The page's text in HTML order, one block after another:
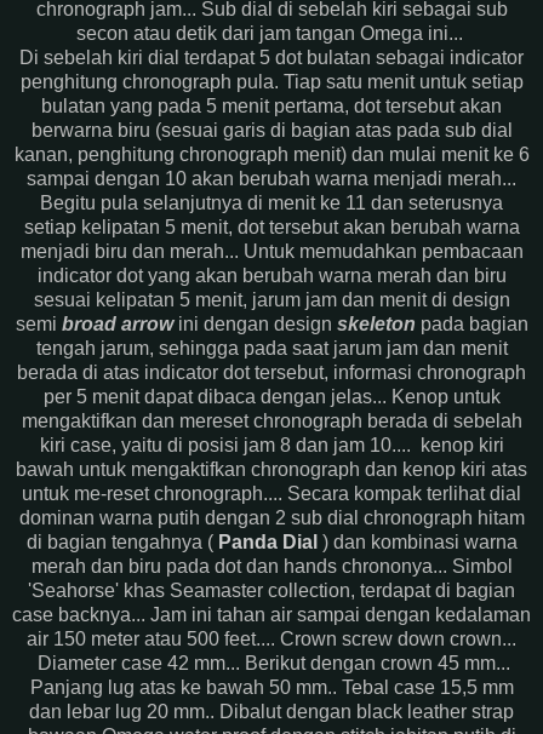
chronograph jam... Sub dial di sebelah kiri sebagai sub
secon atau detik dari jam tangan Omega ini...
Di sebelah kiri dial terdapat 5 dot bulatan sebagai indicator
penghitung chronograph pula. Tiap satu menit untuk setiap
bulatan yang pada 5 menit pertama, dot tersebut akan
berwarna biru (sesuai garis di bagian atas pada sub dial
kanan, penghitung chronograph menit) dan mulai menit ke 6
sampai dengan 10 akan berubah warna menjadi merah...
Begitu pula selanjutnya di menit ke 11 dan seterusnya
setiap kelipatan 5 menit, dot tersebut akan berubah warna
menjadi biru dan merah... Untuk memudahkan pembacaan
indicator dot yang akan berubah warna merah dan biru
sesuai kelipatan 5 menit, jarum jam dan menit di design
semi broad arrowini dengan design skeleton pada bagian
tengah jarum, sehingga pada saat jarum jam dan menit
berada di atas indicator dot tersebut, informasi chronograph
per 5 menit dapat dibaca dengan jelas... Kenop untuk
mengaktifkan dan mereset chronograph berada di sebelah
kiri case, yaitu di posisi jam 8 dan jam 10.... kenop kiri
bawah untuk mengaktifkan chronograph dan kenop kiri atas
untuk me-reset chronograph.... Secara kompak terlihat dial
dominan warna putih dengan 2 sub dial chronograph hitam
di bagian tengahnya ( Panda Dial ) dan kombinasi warna
merah dan biru pada dot dan hands chrononya... Simbol
'Seahorse' khas Seamaster collection, terdapat di bagian
case backnya... Jam ini tahan air sampai dengan kedalaman
air 150 meter atau 500 feet.... Crown screw down crown...
Diameter case 42 mm... Berikut dengan crown 45 mm...
Panjang lug atas ke bawah 50 mm.. Tebal case 15,5 mm
dan lebar lug 20 mm.. Dibalut dengan black leather strap